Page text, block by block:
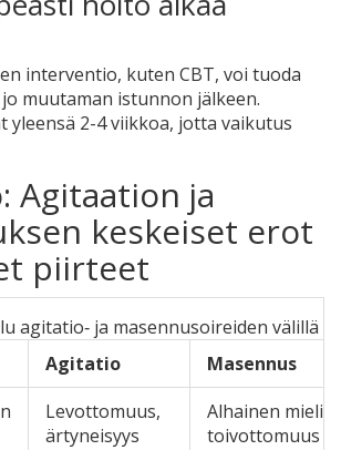
interventio, kuten CBT, voi tuoda
muutaman istunnon jälkeen.
yleensä 2-4 viikkoa, jotta vaikutus
Agitaation ja
keskeiset erot
piirteet
agitatio‑ ja masennusoireiden välillä
Agitatio
Masennus
Levottomuus,
ärtyneisyys
Alhainen
toivottomuus